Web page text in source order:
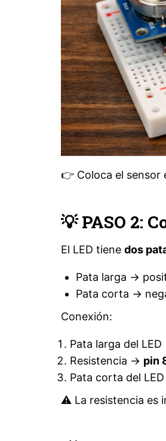
👉 Coloca el sensor
💡 PASO 2:
El LED tiene dos
Pata larga →
Pata corta →
Conexión:
Pata larga del
Resistencia → pin
Pata corta del
⚠️ La resistencia es